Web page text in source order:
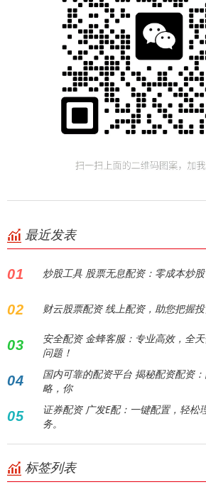
最近发表
01 炒股工具 股票无息配资：零成本炒
02 财云股票配资 线上配资，助您把握投
03
安全配资 金蜂客服：专业高效，全
问题！
04
国内可靠的配资平台 揭秘配资配资
略，你
05
证券配资 广发E配：一键配置，轻松
务。
标签列表